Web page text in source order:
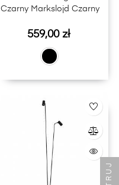
Czarny Markslojd Czarny
Cena
559,00 zł